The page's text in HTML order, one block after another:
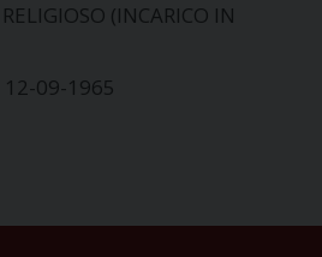
(INCARICO IN
12-09-1965